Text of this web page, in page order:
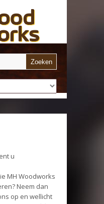
u
MH Woodworks
Neem dan
op en wellicht